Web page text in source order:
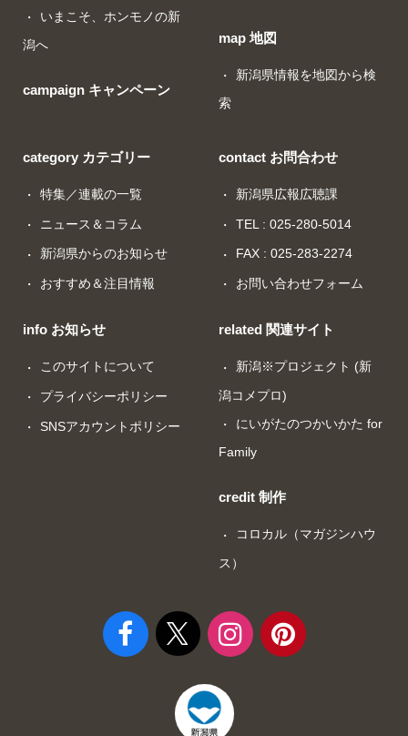
いまこそ、ホンモノの新
潟へ
campaign キャンペーン
map 地図
新潟県情報を地図から検
索
category カテゴリー
特集／連載の一覧
ニュース＆コラム
新潟県からのお知らせ
おすすめ＆注目情報
info お知らせ
このサイトについて
プライバシーポリシー
SNSアカウントポリシー
contact お問合わせ
新潟県広報広聴課
TEL : 025-280-5014
FAX : 025-283-2274
お問い合わせフォーム
related 関連サイト
新潟※プロジェクト (新
潟コメプロ)
にいがたのつかいかた for
Family
credit 制作
コロカル（マガジンハウ
ス）